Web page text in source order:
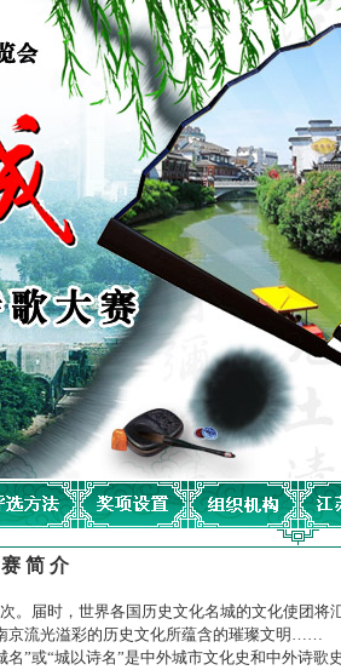
简 介
。届时，世界各国历史文化名城的文化使团将
京流光溢彩的历史文化所蕴含的璀璨文明……
”或“城以诗名”是中外城市文化史和中外诗歌